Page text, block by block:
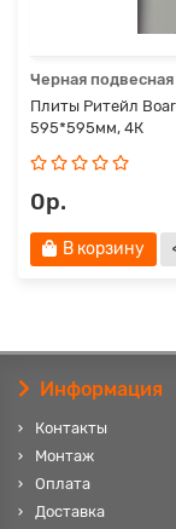
Черная
Плиты Ритейл
595*595мм, 4К
0р.
В корзину
Информация
Контакты
Монтаж
Оплата
Доставка